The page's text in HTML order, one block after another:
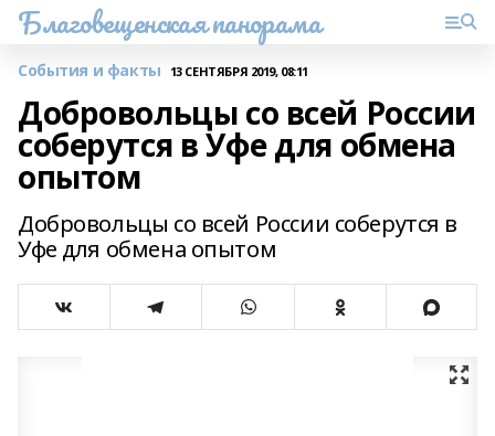
Благовещенская панорама
События и факты 13 СЕНТЯБРЯ 2019, 08:11
Добровольцы со всей России
соберутся в Уфе для обмена
опытом
Добровольцы со всей России соберутся в
Уфе для обмена опытом